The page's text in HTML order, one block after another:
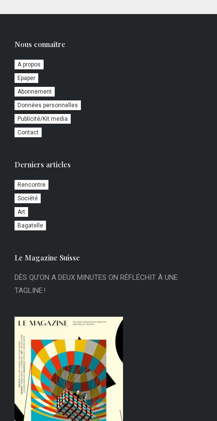
Nous connaître
A propos
Epaper
Abonnement
Données personnelles
Publicité/Kit media
Contact
Derniers articles
Rencontre
Société
Art
Bagatelle
Le Magazine Suisse
DÈS QU’ON A DEUX MINUTES ON RÉFLÉCHIT À UNE
TAGLINE !